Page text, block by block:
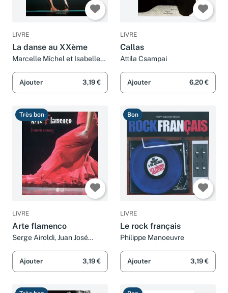
LIVRE
La danse au XXème
Marcelle Michel et Isabelle
Ajouter 3,19 €
LIVRE
Callas
Attila Csampai
Ajouter 6,20 €
Très bon
LIVRE
Arte flamenco
Serge Airoldi, Juan José
Planté-tauzia
Ajouter 3,19 €
Bon
LIVRE
Le rock français
Philippe Manoeuvre
Ajouter 3,19 €